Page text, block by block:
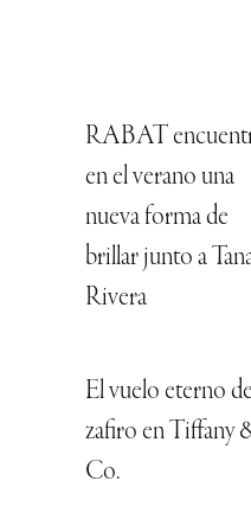
RABAT
en el verano una
nueva forma de
brillar junto a
Rivera
El vuelo eterno
zafiro en Tiffany
Co.